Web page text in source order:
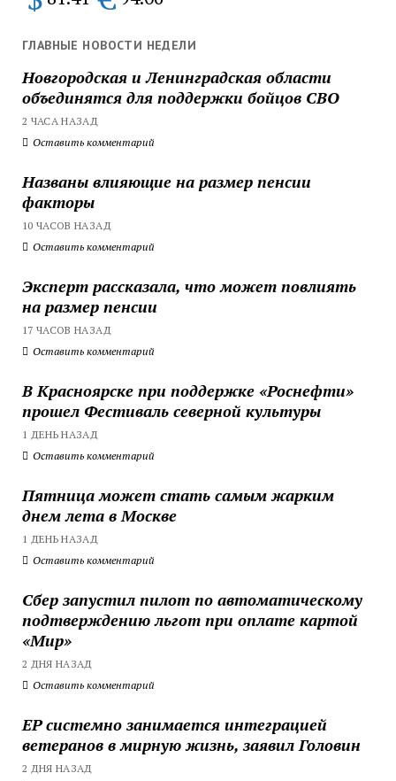
ГЛАВНЫЕ НОВОСТИ НЕДЕЛИ
Новгородская и Ленинградская области
объединятся для поддержки бойцов СВО
2 ЧАСА НАЗАД
Оставить комментарий
Названы влияющие на размер пенсии
факторы
10 ЧАСОВ НАЗАД
Оставить комментарий
Эксперт рассказала, что может повлиять
на размер пенсии
17 ЧАСОВ НАЗАД
Оставить комментарий
В Красноярске при поддержке «Роснефти»
прошел Фестиваль северной культуры
1 ДЕНЬ НАЗАД
Оставить комментарий
Пятница может стать самым жарким
днем лета в Москве
1 ДЕНЬ НАЗАД
Оставить комментарий
Сбер запустил пилот по автоматическому
подтверждению льгот при оплате картой
«Мир»
2 ДНЯ НАЗАД
Оставить комментарий
ЕР системно занимается интеграцией
ветеранов в мирную жизнь, заявил Головин
2 ДНЯ НАЗАД